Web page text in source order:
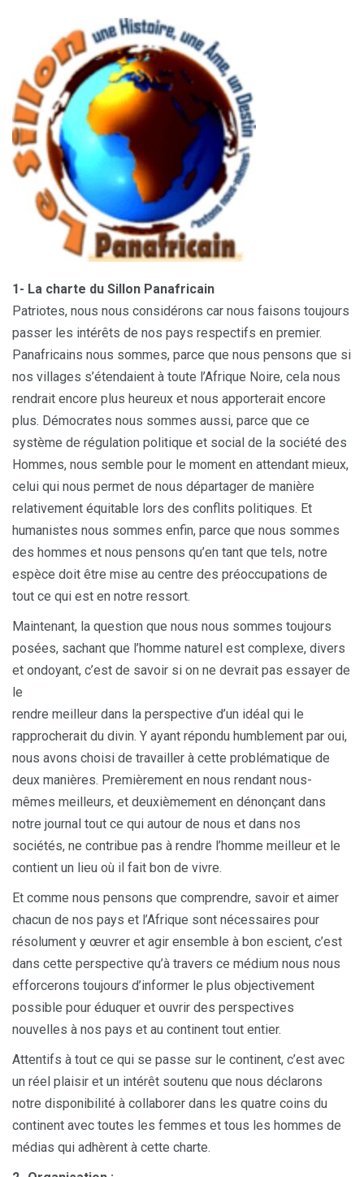
1- La charte du Sillon Panafricain
Patriotes, nous nous considérons car nous faisons toujours
passer les intérêts de nos pays respectifs en premier.
Panafricains nous sommes, parce que nous pensons que si
nos villages s’étendaient à toute l’Afrique Noire, cela nous
rendrait encore plus heureux et nous apporterait encore
plus. Démocrates nous sommes aussi, parce que ce
système de régulation politique et social de la société des
Hommes, nous semble pour le moment en attendant mieux,
celui qui nous permet de nous départager de manière
relativement équitable lors des conflits politiques. Et
humanistes nous sommes enfin, parce que nous sommes
des hommes et nous pensons qu’en tant que tels, notre
espèce doit être mise au centre des préoccupations de
tout ce qui est en notre ressort.
Maintenant, la question que nous nous sommes toujours
posées, sachant que l’homme naturel est complexe, divers
et ondoyant, c’est de savoir si on ne devrait pas essayer de
le
rendre meilleur dans la perspective d’un idéal qui le
rapprocherait du divin. Y ayant répondu humblement par oui,
nous avons choisi de travailler à cette problématique de
deux manières. Premièrement en nous rendant nous-
mêmes meilleurs, et deuxièmement en dénonçant dans
notre journal tout ce qui autour de nous et dans nos
sociétés, ne contribue pas à rendre l’homme meilleur et le
contient un lieu où il fait bon de vivre.
Et comme nous pensons que comprendre, savoir et aimer
chacun de nos pays et l’Afrique sont nécessaires pour
résolument y œuvrer et agir ensemble à bon escient, c’est
dans cette perspective qu’à travers ce médium nous nous
efforcerons toujours d’informer le plus objectivement
possible pour éduquer et ouvrir des perspectives
nouvelles à nos pays et au continent tout entier.
Attentifs à tout ce qui se passe sur le continent, c’est avec
un réel plaisir et un intérêt soutenu que nous déclarons
notre disponibilité à collaborer dans les quatre coins du
continent avec toutes les femmes et tous les hommes de
médias qui adhèrent à cette charte.